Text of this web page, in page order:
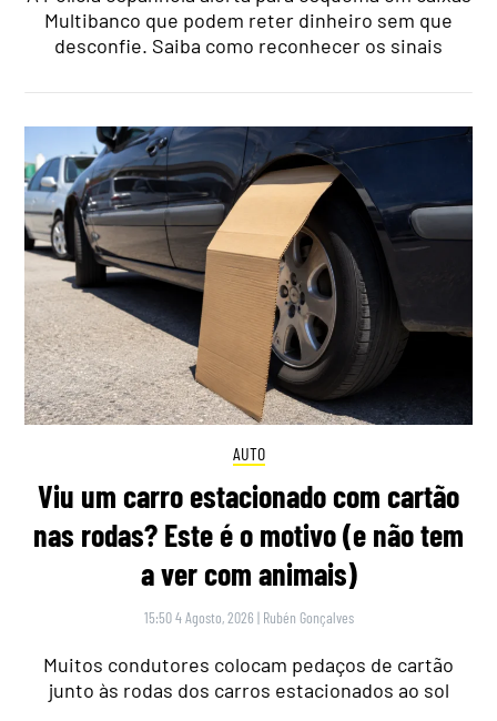
Multibanco que podem reter dinheiro sem que
desconfie. Saiba como reconhecer os sinais
AUTO
Viu um carro estacionado com cartão
nas rodas? Este é o motivo (e não tem
a ver com animais)
15:50 4 Agosto, 2026 | Rubén Gonçalves
Muitos condutores colocam pedaços de cartão
junto às rodas dos carros estacionados ao sol